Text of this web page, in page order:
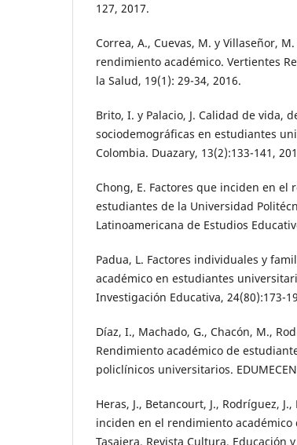
127, 2017.
Correa, A., Cuevas, M. y Villaseñor,
rendimiento académico. Vertientes
la Salud, 19(1): 29-34, 2016.
Brito, I. y Palacio, J. Calidad de vida,
sociodemográficas en estudiantes
Colombia. Duazary, 13(2):133-141,
Chong, E. Factores que inciden en el
estudiantes de la Universidad
Latinoamericana de Estudios
Padua, L. Factores individuales y
académico en estudiantes
Investigación Educativa, 24(80):173-
Díaz, I., Machado, G., Chacón, M.,
Rendimiento académico de
policlínicos universitarios.
Heras, J., Betancourt, J., Rodríguez,
inciden en el rendimiento
Tasajera. Revista Cultura, Educación